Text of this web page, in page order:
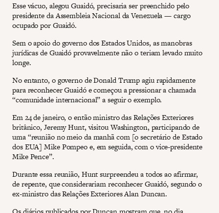
Esse vácuo, alegou Guaidó, precisaria ser preenchido pelo
presidente da Assembleia Nacional da Venezuela — cargo
ocupado por Guaidó.
Sem o apoio do governo dos Estados Unidos, as manobras
jurídicas de Guaidó provavelmente não o teriam levado muito
longe.
No entanto, o governo de Donald Trump agiu rapidamente
para reconhecer Guaidó e começou a pressionar a chamada
“comunidade internacional” a seguir o exemplo.
Em 24 de janeiro, o então ministro das Relações Exteriores
britânico, Jeremy Hunt, visitou Washington, participando de
uma “reunião no meio da manhã com [o secretário de Estado
dos EUA] Mike Pompeo e, em seguida, com o vice-presidente
Mike Pence”.
Durante essa reunião, Hunt surpreendeu a todos ao afirmar,
de repente, que considerariam reconhecer Guaidó, segundo o
ex-ministro das Relações Exteriores Alan Duncan.